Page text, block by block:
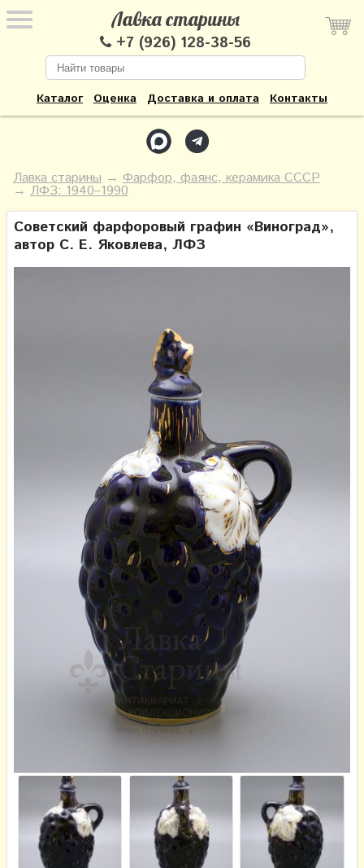
Лавка старины
+7 (926) 128-38-56
Каталог Оценка Доставка и оплата Контакты
Лавка старины → Фарфор, фаянс, керамика СССР
→ ЛФЗ: 1940–1990
Советский фарфоровый графин «Виноград»,
автор С. Е. Яковлева, ЛФЗ